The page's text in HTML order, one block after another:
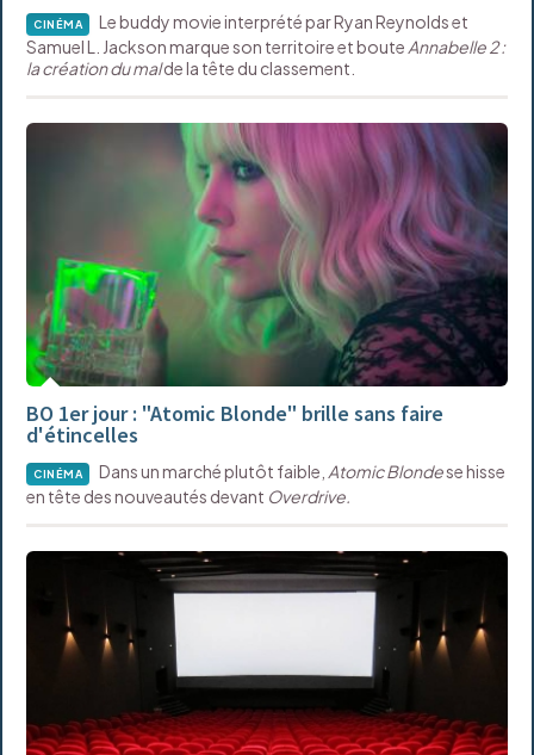
CINÉMA
Le buddy movie interprété par Ryan Reynolds et
Samuel L. Jackson marque son territoire et boute Annabelle 2 :
la création du malde la tête du classement.
BO 1er jour : "Atomic Blonde" brille sans faire
d'étincelles
CINÉMA Dans un marché plutôt faible, Atomic Blondese hisse
en tête des nouveautés devant Overdrive.